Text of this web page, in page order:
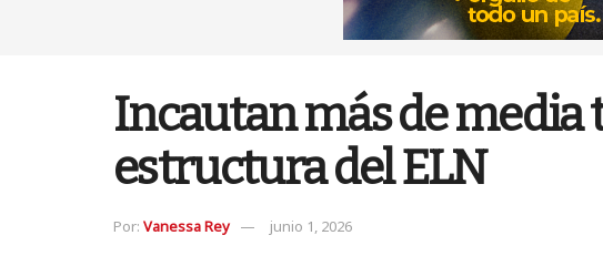
Incautan más de media
estructura del ELN
Por: Vanessa Rey junio 1, 2026